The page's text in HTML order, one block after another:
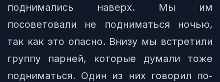
поднимались наверх. Мы им
посоветовали не подниматься ночью,
так как это опасно. Внизу мы встретили
группу парней, которые думали тоже
подниматься. Один из них говорил по-